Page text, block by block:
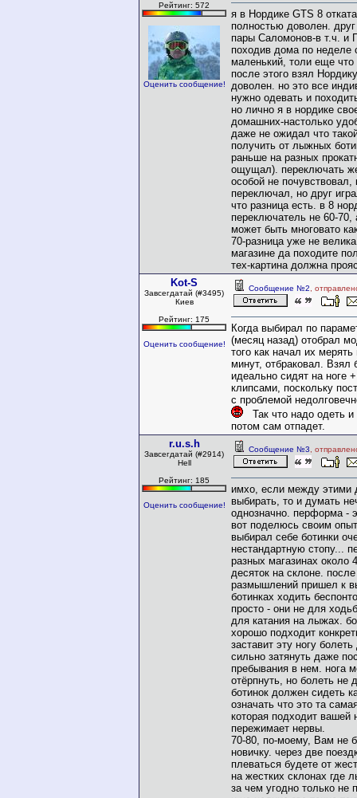
Рейтинг: 572
Оценить сообщение!
я в Нордике GTS 8
полностью доволен.
пары Саломонов-в т.ч. и
походив дома по неделе
маленький, толи еще что
после этого взял
доволен. но это все
нужно одевать и
но лично я в нордике
домашних-настолько
даже не ожидал что
получить от лыжных
раньше на разных
ощущал). переключать
особой не почувствовал,
переключал, но друг
что разница есть. в 8
переключатель не 60-70,
может быть многовато
70-разница уже не
магазине да походите
тех-картина должна
Kot-S
Завсегдатай (#3495)
Киев
Рейтинг: 175
Оценить сообщение!
Сообщение №2 ,
Когда выбирал по
(месяц назад) отобрал
того как начал их
минут, отбраковал. Взял
идеально сидят на ноге
клипсами, поскольку
с проблемой
Так что надо одеть и
потом сам отпадет.
r.u.s.h
Завсегдатай (#2914)
Hell
Рейтинг: 185
Оценить сообщение!
Сообщение №3 ,
имхо, если между этими
выбирать, то и думать
однозначно. перформа -
вот поделюсь своим
выбирал себе ботинки
нестандартную стопу...
разных магазинах
десяток на склоне.
размышлений пришел к
ботинках ходить
просто - они не для
для катания на лыжах.
хорошо подходит
заставит эту ногу
сильно затянуть даже
пребывания в нем. нога
отёрпнуть, но болеть не
ботинок должен сидеть
означать что это та
которая подходит вашей
пережимает нервы.
70-80, по-моему, Вам не
новичку. через две
плеваться будете от
на жестких склонах где
за чем угодно только